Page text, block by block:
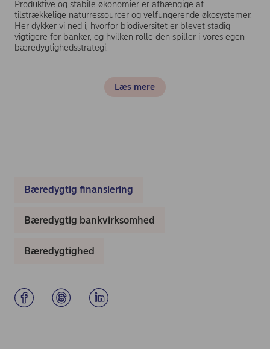
Produktive og stabile økonomier er afhængige af
tilstrækkelige naturressourcer og velfungerende økosystemer.
Her dykker vi ned i, hvorfor biodiversitet er blevet stadig
vigtigere for banker, og hvilken rolle den spiller i vores egen
bæredygtighedsstrategi.
Læs mere
Bæredygtig finansiering
Bæredygtig bankvirksomhed
Bæredygtighed